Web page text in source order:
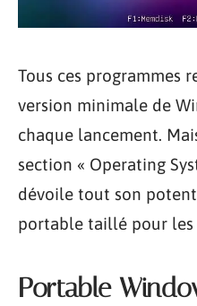
Tous ces programmes
version minimale de
chaque lancement.
section « Operating
dévoile tout son
portable taillé pour les
Portable